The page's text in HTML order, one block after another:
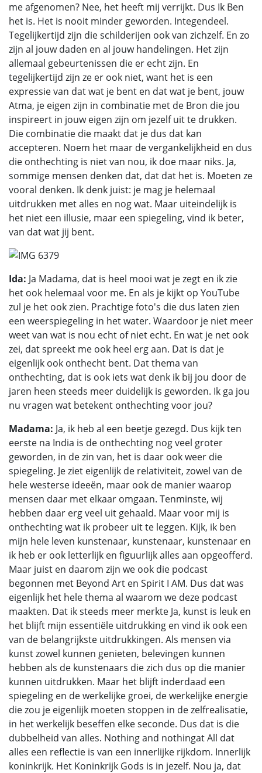
me afgenomen? Nee, het heeft mij verrijkt. Dus Ik Ben
het is. Het is nooit minder geworden. Integendeel.
Tegelijkertijd zijn die schilderijen ook van zichzelf. En zo
zijn al jouw daden en al jouw handelingen. Het zijn
allemaal gebeurtenissen die er echt zijn. En
tegelijkertijd zijn ze er ook niet, want het is een
expressie van dat wat je bent en dat wat je bent, jouw
Atma, je eigen zijn in combinatie met de Bron die jou
inspireert in jouw eigen zijn om jezelf uit te drukken.
Die combinatie die maakt dat je dus dat kan
accepteren. Noem het maar de vergankelijkheid en dus
die onthechting is niet van nou, ik doe maar niks. Ja,
sommige mensen denken dat, dat dat het is. Moeten ze
vooral denken. Ik denk juist: je mag je helemaal
uitdrukken met alles en nog wat. Maar uiteindelijk is
het niet een illusie, maar een spiegeling, vind ik beter,
van dat wat jij bent.
Ida: Ja Madama, dat is heel mooi wat je zegt en ik zie
het ook helemaal voor me. En als je kijkt op YouTube
zul je het ook zien. Prachtige foto's die dus laten zien
een weerspiegeling in het water. Waardoor je niet meer
weet van wat is nou echt of niet echt. En wat je net ook
zei, dat spreekt me ook heel erg aan. Dat is dat je
eigenlijk ook onthecht bent. Dat thema van
onthechting, dat is ook iets wat denk ik bij jou door de
jaren heen steeds meer duidelijk is geworden. Ik ga jou
nu vragen wat betekent onthechting voor jou?
Madama: Ja, ik heb al een beetje gezegd. Dus kijk ten
eerste na India is de onthechting nog veel groter
geworden, in de zin van, het is daar ook weer die
spiegeling. Je ziet eigenlijk de relativiteit, zowel van de
hele westerse ideeën, maar ook de manier waarop
mensen daar met elkaar omgaan. Tenminste, wij
hebben daar erg veel uit gehaald. Maar voor mij is
onthechting wat ik probeer uit te leggen. Kijk, ik ben
mijn hele leven kunstenaar, kunstenaar, kunstenaar en
ik heb er ook letterlijk en figuurlijk alles aan opgeofferd.
Maar juist en daarom zijn we ook die podcast
begonnen met Beyond Art en Spirit I AM. Dus dat was
eigenlijk het hele thema al waarom we deze podcast
maakten. Dat ik steeds meer merkte Ja, kunst is leuk en
het blijft mijn essentiële uitdrukking en vind ik ook een
van de belangrijkste uitdrukkingen. Als mensen via
kunst zowel kunnen genieten, belevingen kunnen
hebben als de kunstenaars die zich dus op die manier
kunnen uitdrukken. Maar het blijft inderdaad een
spiegeling en de werkelijke groei, de werkelijke energie
die zou je eigenlijk moeten stoppen in de zelfrealisatie,
in het werkelijk beseffen elke seconde. Dus dat is die
dubbelheid van alles. Nothing and nothingat All dat
alles een reflectie is van een innerlijke rijkdom. Innerlijk
koninkrijk. Het Koninkrijk Gods is in jezelf. Nou ja, dat